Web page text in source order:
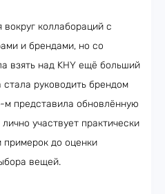
вокруг коллабораций с
и брендами, но со
взять над KHY ещё больший
стала руководить брендом
м представила обновлённую
участвует практически
до оценки
вещей.